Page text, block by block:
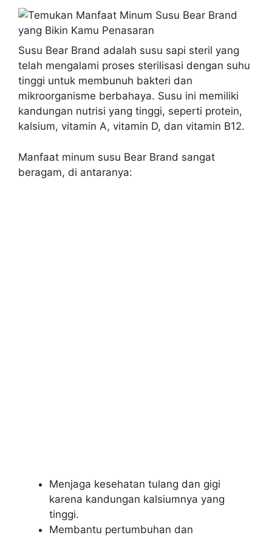
Susu Bear Brand adalah susu sapi steril yang
telah mengalami proses sterilisasi dengan suhu
tinggi untuk membunuh bakteri dan
mikroorganisme berbahaya. Susu ini memiliki
kandungan nutrisi yang tinggi, seperti protein,
kalsium, vitamin A, vitamin D, dan vitamin B12.
Manfaat minum susu Bear Brand sangat
beragam, di antaranya:
Menjaga kesehatan tulang dan gigi
karena kandungan kalsiumnya yang
tinggi.
Membantu pertumbuhan dan